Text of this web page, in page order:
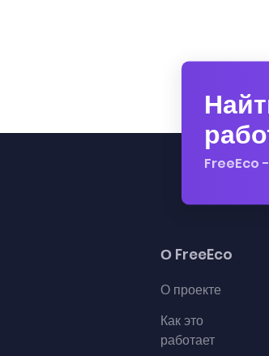
FreeEco
О FreeEco
О проекте
Как это
работает